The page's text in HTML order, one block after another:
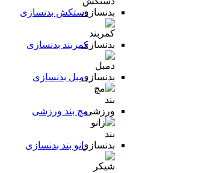
دستکش بدنسازی
کمربند بدنسازی
دمبل بدنسازی
مچ بند ورزشی
زانو بند بدنسازی